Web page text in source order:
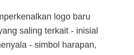
logo baru
saling terkait - inisial
- simbol harapan,